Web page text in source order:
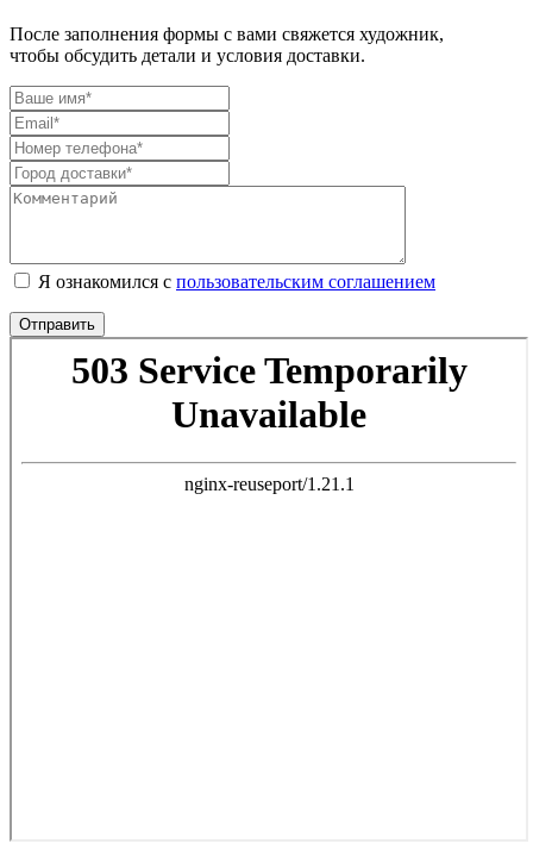
После заполнения формы с вами свяжется художник,
чтобы обсудить детали и условия доставки.
Я ознакомился с пользовательским соглашением